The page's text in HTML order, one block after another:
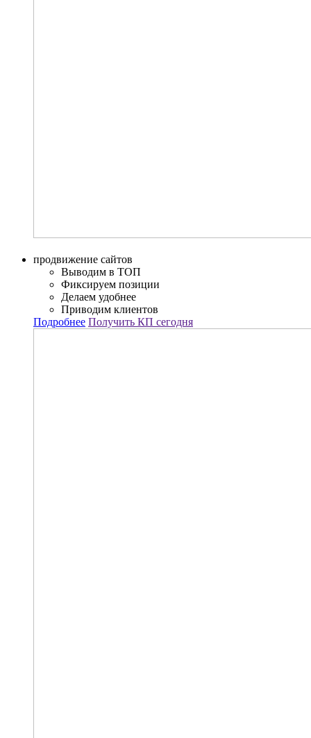
продвижение сайтов
Выводим в ТОП
Фиксируем позиции
Делаем удобнее
Приводим клиентов
Подробнее Получить КП сегодня